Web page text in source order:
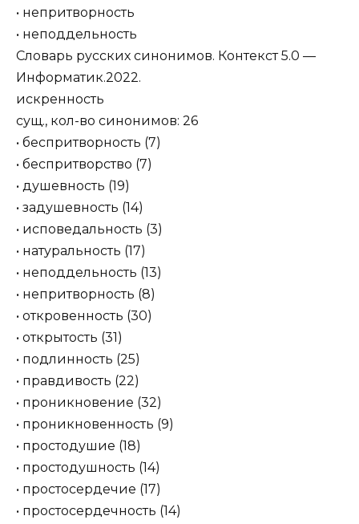
• непритворность
• неподдельность
Словарь русских синонимов. Контекст 5.0 —
Информатик.2022.
искренность
сущ., кол-во синонимов: 26
• беспритворность (7)
• беспритворство (7)
• душевность (19)
• задушевность (14)
• исповедальность (3)
• натуральность (17)
• неподдельность (13)
• непритворность (8)
• откровенность (30)
• открытость (31)
• подлинность (25)
• правдивость (22)
• проникновение (32)
• проникновенность (9)
• простодушие (18)
• простодушность (14)
• простосердечие (17)
• простосердечность (14)